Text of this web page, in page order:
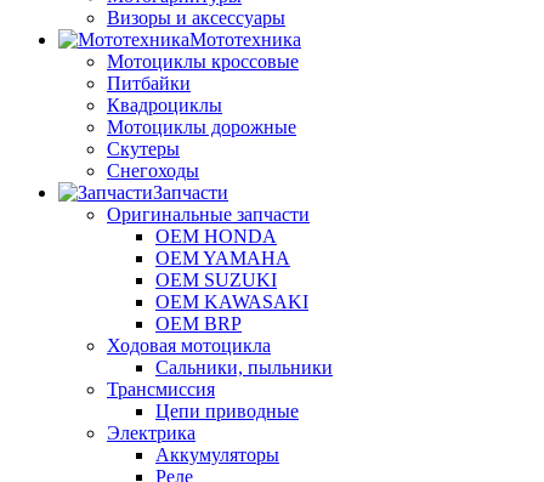
Визоры и аксессуары
Мототехника
Мотоциклы кроссовые
Питбайки
Квадроциклы
Мотоциклы дорожные
Скутеры
Снегоходы
Запчасти
Оригинальные запчасти
OEM HONDA
OEM YAMAHA
OEM SUZUKI
OEM KAWASAKI
OEM BRP
Ходовая мотоцикла
Сальники, пыльники
Трансмиссия
Цепи приводные
Электрика
Аккумуляторы
Реле